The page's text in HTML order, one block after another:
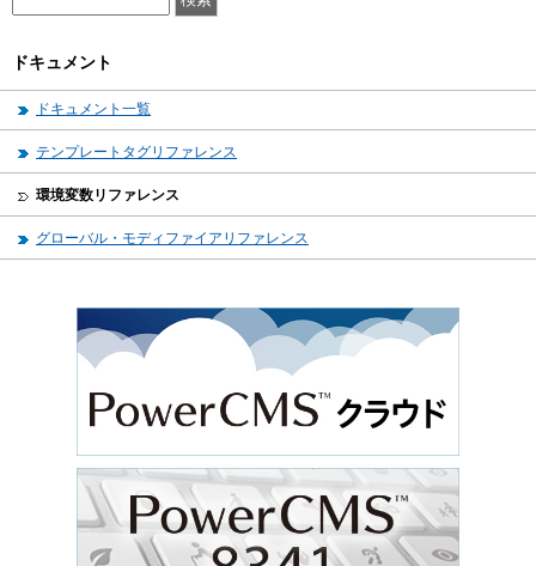
ドキュメント
ドキュメント一覧
テンプレートタグリファレンス
環境変数リファレンス
グローバル・モディファイアリファレンス